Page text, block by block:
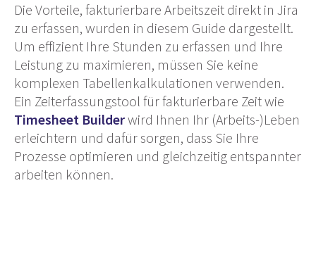
Die Vorteile, fakturierbare Arbeitszeit direkt in Jira
zu erfassen, wurden in diesem Guide dargestellt.
Um effizient Ihre Stunden zu erfassen und Ihre
Leistung zu maximieren, müssen Sie keine
komplexen Tabellenkalkulationen verwenden.
Ein Zeiterfassungstool für fakturierbare Zeit wie
Timesheet Builderwird Ihnen Ihr (Arbeits-)Leben
erleichtern und dafür sorgen, dass Sie Ihre
Prozesse optimieren und gleichzeitig entspannter
arbeiten können.